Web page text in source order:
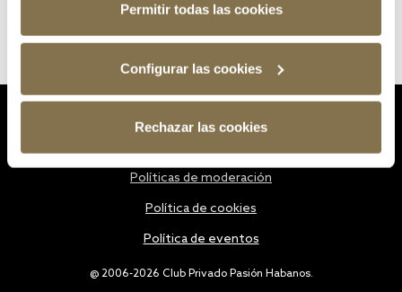
Permitir todas las cookies
Configurar las cookies
Rechazar las cookies
@ 2006-2026 Club Privado Pasión Habanos.
Políticas de moderación
Política de cookies
Política de eventos